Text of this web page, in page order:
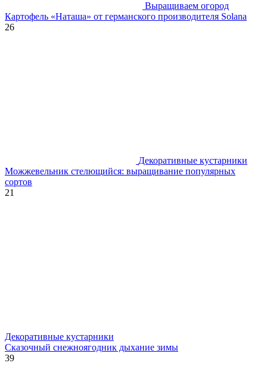
Выращиваем огород
Картофель «Наташа» от германского производителя Solana
26
Декоративные кустарники
Можжевельник стелющийся: выращивание популярных
сортов
21
Декоративные кустарники
Сказочный снежноягодник дыхание зимы
39